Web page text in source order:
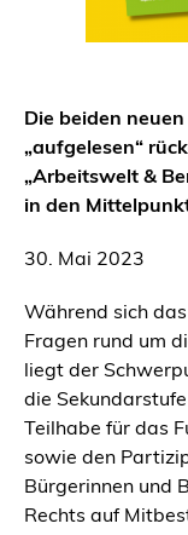
Die beiden
„aufgelesen“
„Arbeitswelt &
in den
30. Mai 2023
Während sich
Fragen rund um
liegt der
die
Teilhabe für das
sowie den
Bürgerinnen und
Rechts auf